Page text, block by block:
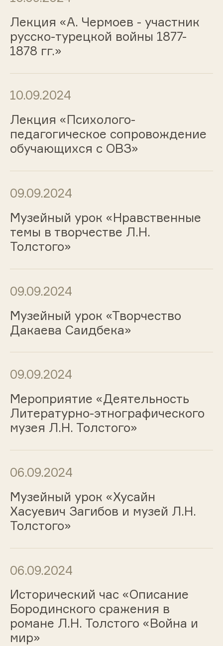
Лекция «А. Чермоев - участник
русско-турецкой войны 1877-
1878 гг.»
10.09.2024
Лекция «Психолого-
педагогическое сопровождение
обучающихся с ОВЗ»
09.09.2024
Музейный урок «Нравственные
темы в творчестве Л.Н.
Толстого»
09.09.2024
Музейный урок «Творчество
Дакаева Саидбека»
09.09.2024
Мероприятие «Деятельность
Литературно-этнографического
музея Л.Н. Толстого»
06.09.2024
Музейный урок «Хусайн
Хасуевич Загибов и музей Л.Н.
Толстого»
06.09.2024
Исторический час «Описание
Бородинского сражения в
романе Л.Н. Толстого «Война и
мир»